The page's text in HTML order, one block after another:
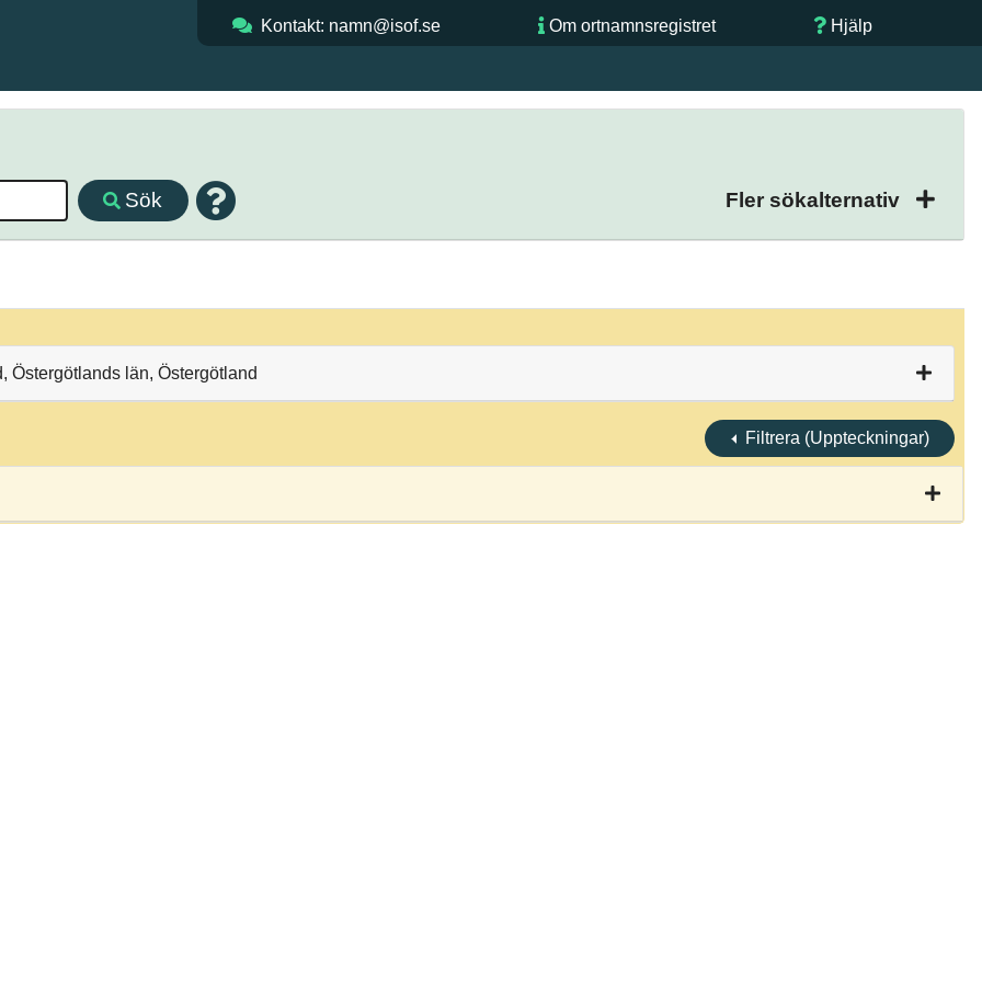
Kontakt: namn@isof.se Om ortnamnsregistret Hjälp
Sök Fler sökalternativ
Östergötlands län, Östergötland
Filtrera (Uppteckningar)